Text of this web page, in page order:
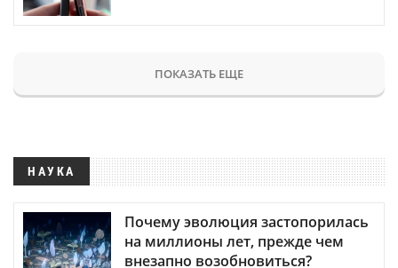
ПОКАЗАТЬ ЕЩЕ
НАУКА
Почему эволюция застопорилась
на миллионы лет, прежде чем
внезапно возобновиться?